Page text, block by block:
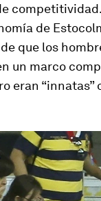
de
que los
un marco
eran “innatas”